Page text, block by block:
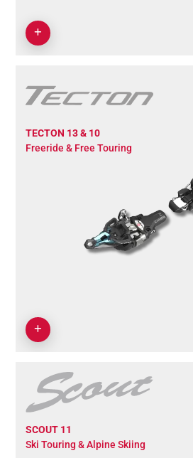
TECTON 13 & 10
Freeride & Free Touring
SCOUT 11
Ski Touring & Alpine Skiing